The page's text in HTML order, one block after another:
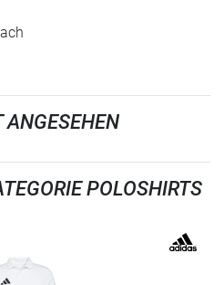
ANGESEHEN
POLOSHIRTS